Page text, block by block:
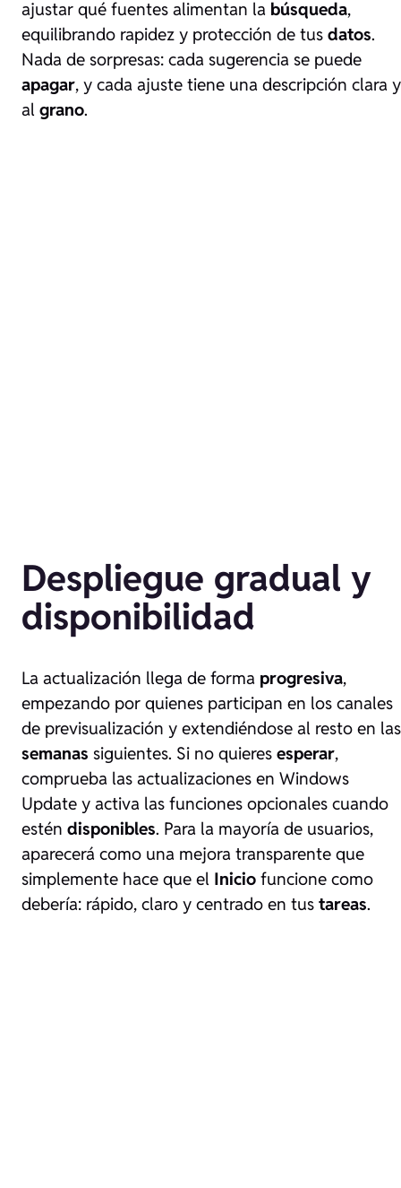
ajustar qué fuentes alimentan la búsqueda,
equilibrando rapidez y protección de tus datos.
Nada de sorpresas: cada sugerencia se puede
apagar, y cada ajuste tiene una descripción clara y
al grano.
Despliegue gradual y
disponibilidad
La actualización llega de forma progresiva,
empezando por quienes participan en los canales
de previsualización y extendiéndose al resto en las
semanas siguientes. Si no quieres esperar,
comprueba las actualizaciones en Windows
Update y activa las funciones opcionales cuando
estén disponibles. Para la mayoría de usuarios,
aparecerá como una mejora transparente que
simplemente hace que el Inicio funcione como
debería: rápido, claro y centrado en tus tareas.